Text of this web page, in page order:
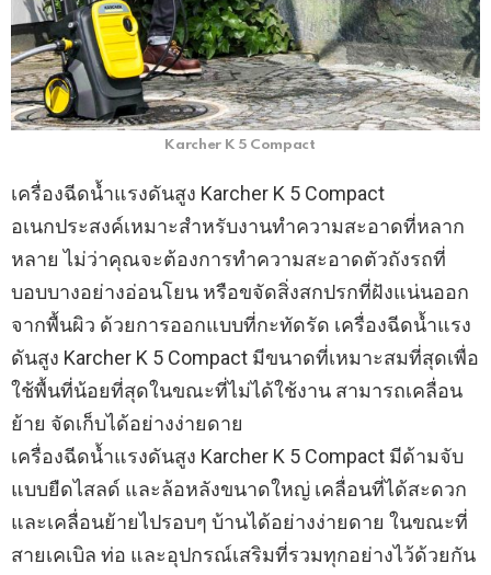
Karcher K 5 Compact
เครื่องฉีดน้ำแรงดันสูง Karcher K 5 Compact
อเนกประสงค์เหมาะสำหรับงานทำความสะอาดที่หลาก
หลาย ไม่ว่าคุณจะต้องการทำความสะอาดตัวถังรถที่
บอบบางอย่างอ่อนโยน หรือขจัดสิ่งสกปรกที่ฝังแน่นออก
จากพื้นผิว ด้วยการออกแบบที่กะทัดรัด เครื่องฉีดน้ำแรง
ดันสูง Karcher K 5 Compact มีขนาดที่เหมาะสมที่สุดเพื่อ
ใช้พื้นที่น้อยที่สุดในขณะที่ไม่ได้ใช้งาน สามารถเคลื่อน
ย้าย จัดเก็บได้อย่างง่ายดาย
เครื่องฉีดน้ำแรงดันสูง Karcher K 5 Compact มีด้ามจับ
แบบยืดไสลด์ และล้อหลังขนาดใหญ่ เคลื่อนที่ได้สะดวก
และเคลื่อนย้ายไปรอบๆ บ้านได้อย่างง่ายดาย ในขณะที่
สายเคเบิล ท่อ และอุปกรณ์เสริมที่รวมทุกอย่างไว้ด้วยกัน